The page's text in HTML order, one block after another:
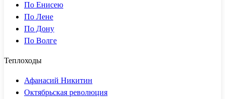
По Енисею
По Лене
По Дону
По Волге
Теплоходы
Афанасий Никитин
Октябрьская революция